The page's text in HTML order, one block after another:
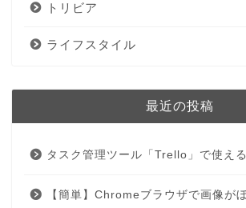
トリビア
ライフスタイル
最近の投稿
タスク管理ツール「Trello」で使え
【簡単】Chromeブラウザで画像が